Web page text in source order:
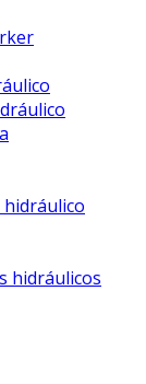
hidráulicos